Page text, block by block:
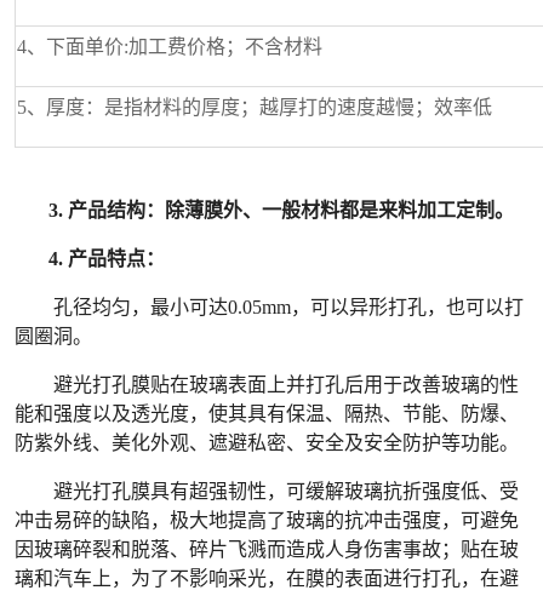
4、下面单价:加工费价格；不含材料
5、厚度：是指材料的厚度；越厚打的速度越慢；效率低
3. 产品结构： 除薄膜外、一般材料都是来料加工定制。
4. 产品特点：
孔径均匀，最小可达0.05mm，可以异形打孔，也可以打
圆圈洞。
避光打孔膜贴在玻璃表面上并打孔后用于改善玻璃的性
能和强度以及透光度，使其具有保温、隔热、节能、防爆、
防紫外线、美化外观、遮避私密、安全及安全防护等功能。
避光打孔膜具有超强韧性，可缓解玻璃抗折强度低、受
冲击易碎的缺陷，极大地提高了玻璃的抗冲击强度，可避免
因玻璃碎裂和脱落、碎片飞溅而造成人身伤害事故；贴在玻
璃和汽车上，为了不影响采光，在膜的表面进行打孔，在避